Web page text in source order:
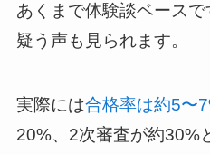
あくまで体験談ベース
疑う声も見られます。
実際には合格率は約5〜
20%、2次審査が約30%